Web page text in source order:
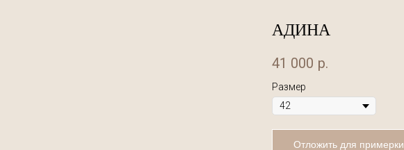
АДИНА
41 000 р.
Размер
Отложить для примерки